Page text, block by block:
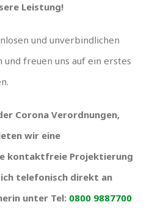
Leistung!
und unverbindlichen
und freuen uns auf ein erstes
Corona Verordnungen,
wir eine
kontaktfreie Projektierung
telefonisch direkt an
unter Tel: 0800 9887700